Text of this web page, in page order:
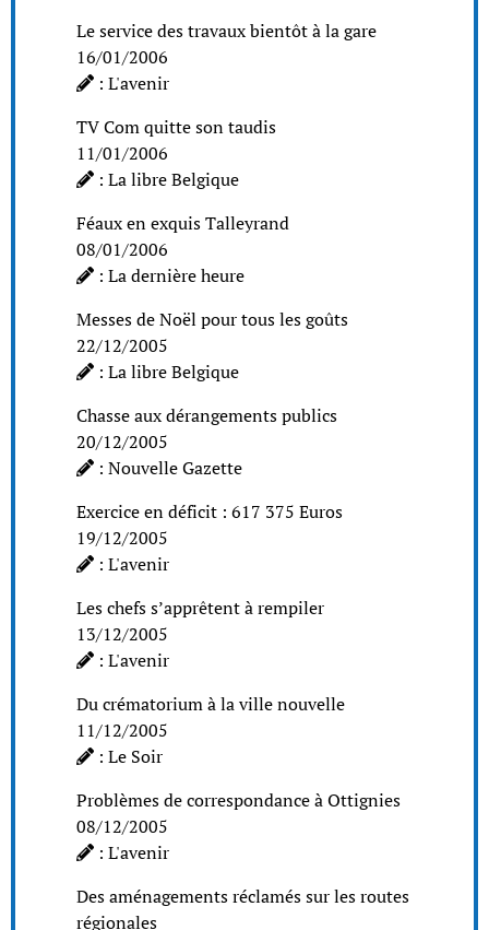
Le service des travaux bientôt à la gare
16/01/2006
: L'avenir
TV Com quitte son taudis
11/01/2006
: La libre Belgique
Féaux en exquis Talleyrand
08/01/2006
: La dernière heure
Messes de Noël pour tous les goûts
22/12/2005
: La libre Belgique
Chasse aux dérangements publics
20/12/2005
: Nouvelle Gazette
Exercice en déficit : 617 375 Euros
19/12/2005
: L'avenir
Les chefs s’apprêtent à rempiler
13/12/2005
: L'avenir
Du crématorium à la ville nouvelle
11/12/2005
: Le Soir
Problèmes de correspondance à Ottignies
08/12/2005
: L'avenir
Des aménagements réclamés sur les routes
régionales